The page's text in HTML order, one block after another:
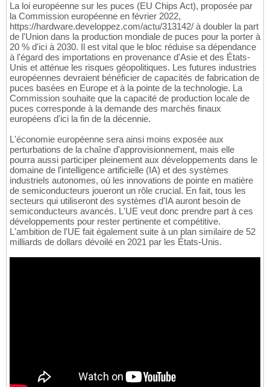
La loi européenne sur les puces (EU Chips Act), proposée par
la Commission européenne en février 2022,
https://hardware.developpez.com/actu/313142/ à doubler la part
de l'Union dans la production mondiale de puces pour la porter à
20 % d'ici à 2030. Il est vital que le bloc réduise sa dépendance
à l'égard des importations en provenance d'Asie et des États-
Unis et atténue les risques géopolitiques. Les futures industries
européennes devraient bénéficier de capacités de fabrication de
puces basées en Europe et à la pointe de la technologie. La
Commission souhaite que la capacité de production locale de
puces corresponde à la demande des marchés finaux
européens d'ici la fin de la décennie.
L'économie européenne sera ainsi moins exposée aux
perturbations de la chaîne d'approvisionnement, mais elle
pourra aussi participer pleinement aux développements dans le
domaine de l'intelligence artificielle (IA) et des systèmes
industriels autonomes, où les innovations de pointe en matière
de semiconducteurs joueront un rôle crucial. En fait, tous les
secteurs qui utiliseront des systèmes d'IA auront besoin de
semiconducteurs avancés. L'UE veut donc prendre part à ces
développements pour rester pertinente et compétitive.
L'ambition de l'UE fait également suite à un plan similaire de 52
milliards de dollars dévoilé en 2021 par les États-Unis.